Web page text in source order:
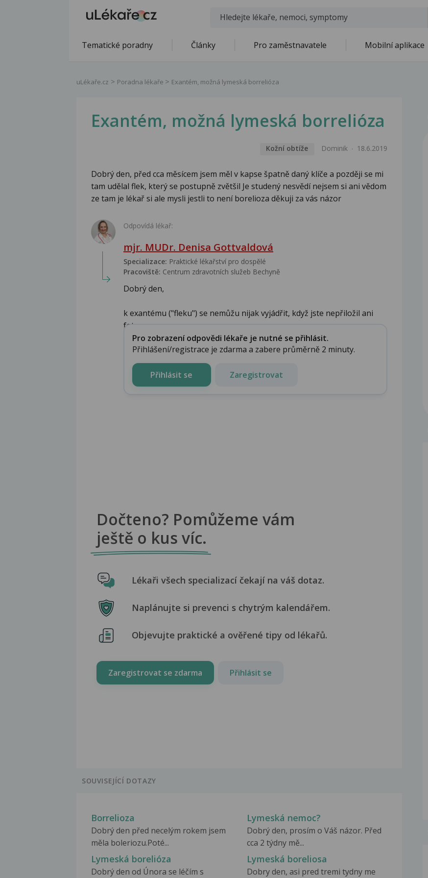
Tematické poradny Články Pro zaměstnavatele Mobilní aplikace
uLékaře.cz Poradna lékaře Exantém, možná lymeská borrelióza
Exantém, možná lymeská borrelióza
Kožní obtíže Dominik 18.6.2019
Dobrý den, před cca měsícem jsem měl v kapse špatně daný klíče a později se mi
tam udělal flek, který se postupně zvětšil Je studený nesvědí nejsem si ani vědom
ze tam je lékař si ale mysli jestli to není borelioza děkuji za vás názor
Odpovídá lékař:
mjr. MUDr. Denisa Gottvaldová
Specializace: Praktické lékařství pro dospělé
Pracoviště: Centrum zdravotních služeb Bechyně
Dobrý den,
k exantému ("fleku") se nemůžu nijak vyjádřit, když jste nepřiložil ani
fot...
Pro zobrazení odpovědi lékaře je nutné se přihlásit.
Přihlášení/registrace je zdarma a zabere průměrně 2 minuty.
Přihlásit se Zaregistrovat
Dočteno? Pomůžeme vám
ještě o kus víc.
Lékaři všech specializací čekají na váš dotaz.
Naplánujte si prevenci s chytrým kalendářem.
Objevujte praktické a ověřené tipy od lékařů.
Zaregistrovat se zdarma Přihlásit se
SOUVISEJÍCÍ DOTAZY
Borrelioza
Dobrý den před necelým rokem jsem
měla boleriozu.Poté...
Lymeská nemoc?
Dobrý den, prosím o Váš názor. Před
cca 2 týdny mě...
Lymeská borelióza
Dobrý den od Února se léčím s
Lymeská boreliosa
Dobry den, asi pred tremi tydny me